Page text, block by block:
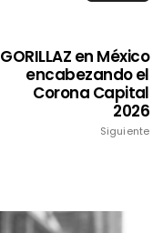
GORILLAZ en México
encabezando el
Corona Capital
2026
Siguiente